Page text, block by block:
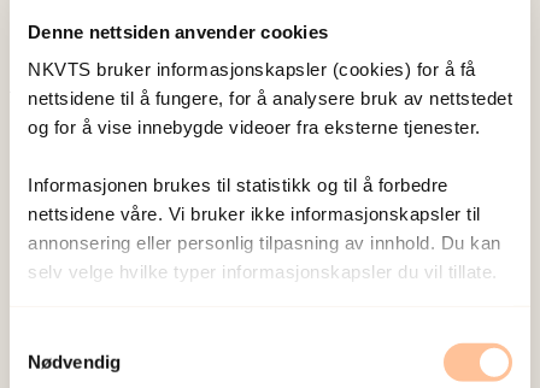
Denne nettsiden anvender cookies
NKVTS bruker informasjonskapsler (cookies) for å få
nettsidene til å fungere, for å analysere bruk av nettstedet
og for å vise innebygde videoer fra eksterne tjenester.
Informasjonen brukes til statistikk og til å forbedre
nettsidene våre. Vi bruker ikke informasjonskapsler til
annonsering eller personlig tilpasning av innhold. Du kan
selv velge hvilke typer informasjonskapsler du vil tillate.
Nødvendig
Publisert:19. mars 2026
NKVTS utvikler og sprer kunnskap og kompetanse
om vold og traumatisk stress. Formålet er å bidra